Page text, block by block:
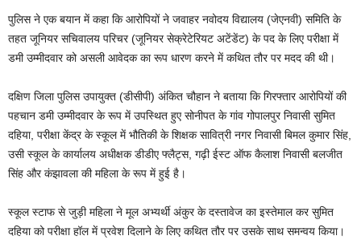
पुलिस ने एक बयान में कहा कि आरोपियों ने जवाहर नवोदय विद्यालय (जेएनवी) समिति के
तहत जूनियर सचिवालय परिचर (जूनियर सेक्रेटेरियट अटेंडेंट) के पद के लिए परीक्षा में
डमी उम्मीदवार को असली आवेदक का रूप धारण करने में कथित तौर पर मदद की थी।
दक्षिण जिला पुलिस उपायुक्त (डीसीपी) अंकित चौहान ने बताया कि गिरफ्तार आरोपियों की
पहचान डमी उम्मीदवार के रूप में उपस्थित हुए सोनीपत के गांव गोपालपुर निवासी सुमित
दहिया, परीक्षा केंद्र के स्कूल में भौतिकी के शिक्षक सावित्री नगर निवासी बिमल कुमार सिंह,
उसी स्कूल के कार्यालय अधीक्षक डीडीए फ्लैट्स, गढ़ी ईस्ट ऑफ कैलाश निवासी बलजीत
सिंह और कंझावला की महिला के रूप में हुई है।
स्कूल स्टाफ से जुड़ी महिला ने मूल अभ्यर्थी अंकुर के दस्तावेज का इस्तेमाल कर सुमित
दहिया को परीक्षा हॉल में प्रवेश दिलाने के लिए कथित तौर पर उसके साथ समन्वय किया।